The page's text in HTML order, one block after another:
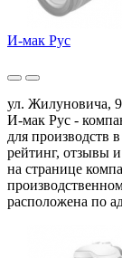
И-мак Рус
ул. Жилуновича,
И-мак Рус -
для производств
рейтинг, отзывы
на странице
расположена по